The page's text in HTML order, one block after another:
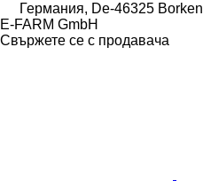
Германия, De-46325 Borken
E-FARM GmbH
Свържете се с продавача